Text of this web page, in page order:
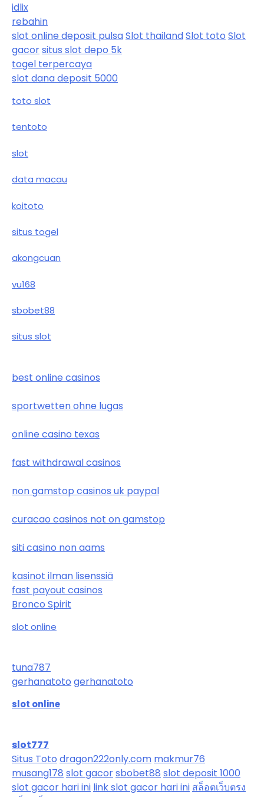
idlix
rebahin
slot online deposit pulsaSlot thailandSlot toto Slot
gacorsitus slot depo 5k
togel terpercaya
slot dana deposit 5000
toto slot
tentoto
slot
data macau
koitoto
situs togel
akongcuan
vu168
sbobet88
situs slot
best online casinos
sportwetten ohne lugas
online casino texas
fast withdrawal casinos
non gamstop casinos uk paypal
curacao casinos not on gamstop
siti casino non aams
kasinot ilman lisenssiä
fast payout casinos
Bronco Spirit
slot online
tuna787
gerhanatoto gerhanatoto
slot online
slot777
Situs Toto dragon222only.com makmur76
musang178 slot gacorsbobet88 slot deposit 1000
slot gacor hari ini link slot gacor hari ini สล็อตเว็บตรง